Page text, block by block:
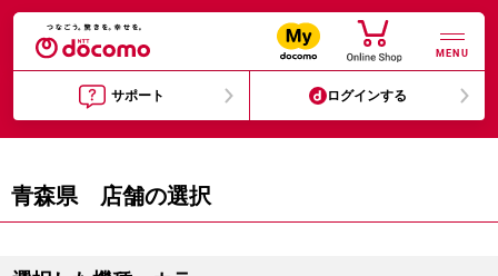
MENU
サポート ログインする
青森県 店舗の選択